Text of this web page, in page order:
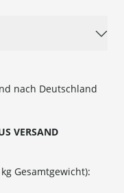
nach Deutschland
VERSAND
Gesamtgewicht):